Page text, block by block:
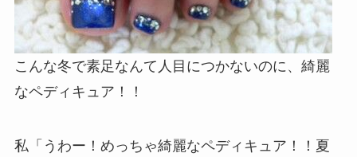
こんな冬で素足なんて人目につかないのに、綺麗
なペディキュア！！
私「うわー！めっちゃ綺麗なペディキュア！！夏